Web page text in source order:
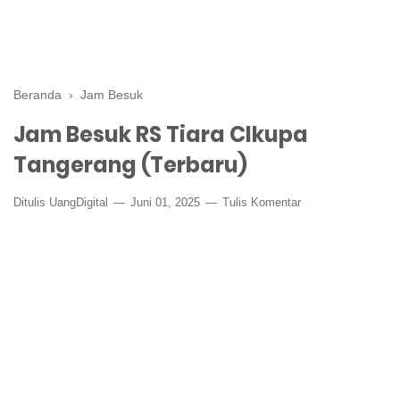
Beranda › Jam Besuk
Jam Besuk RS Tiara CIkupa
Tangerang (Terbaru)
Ditulis UangDigital Juni 01, 2025 Tulis Komentar